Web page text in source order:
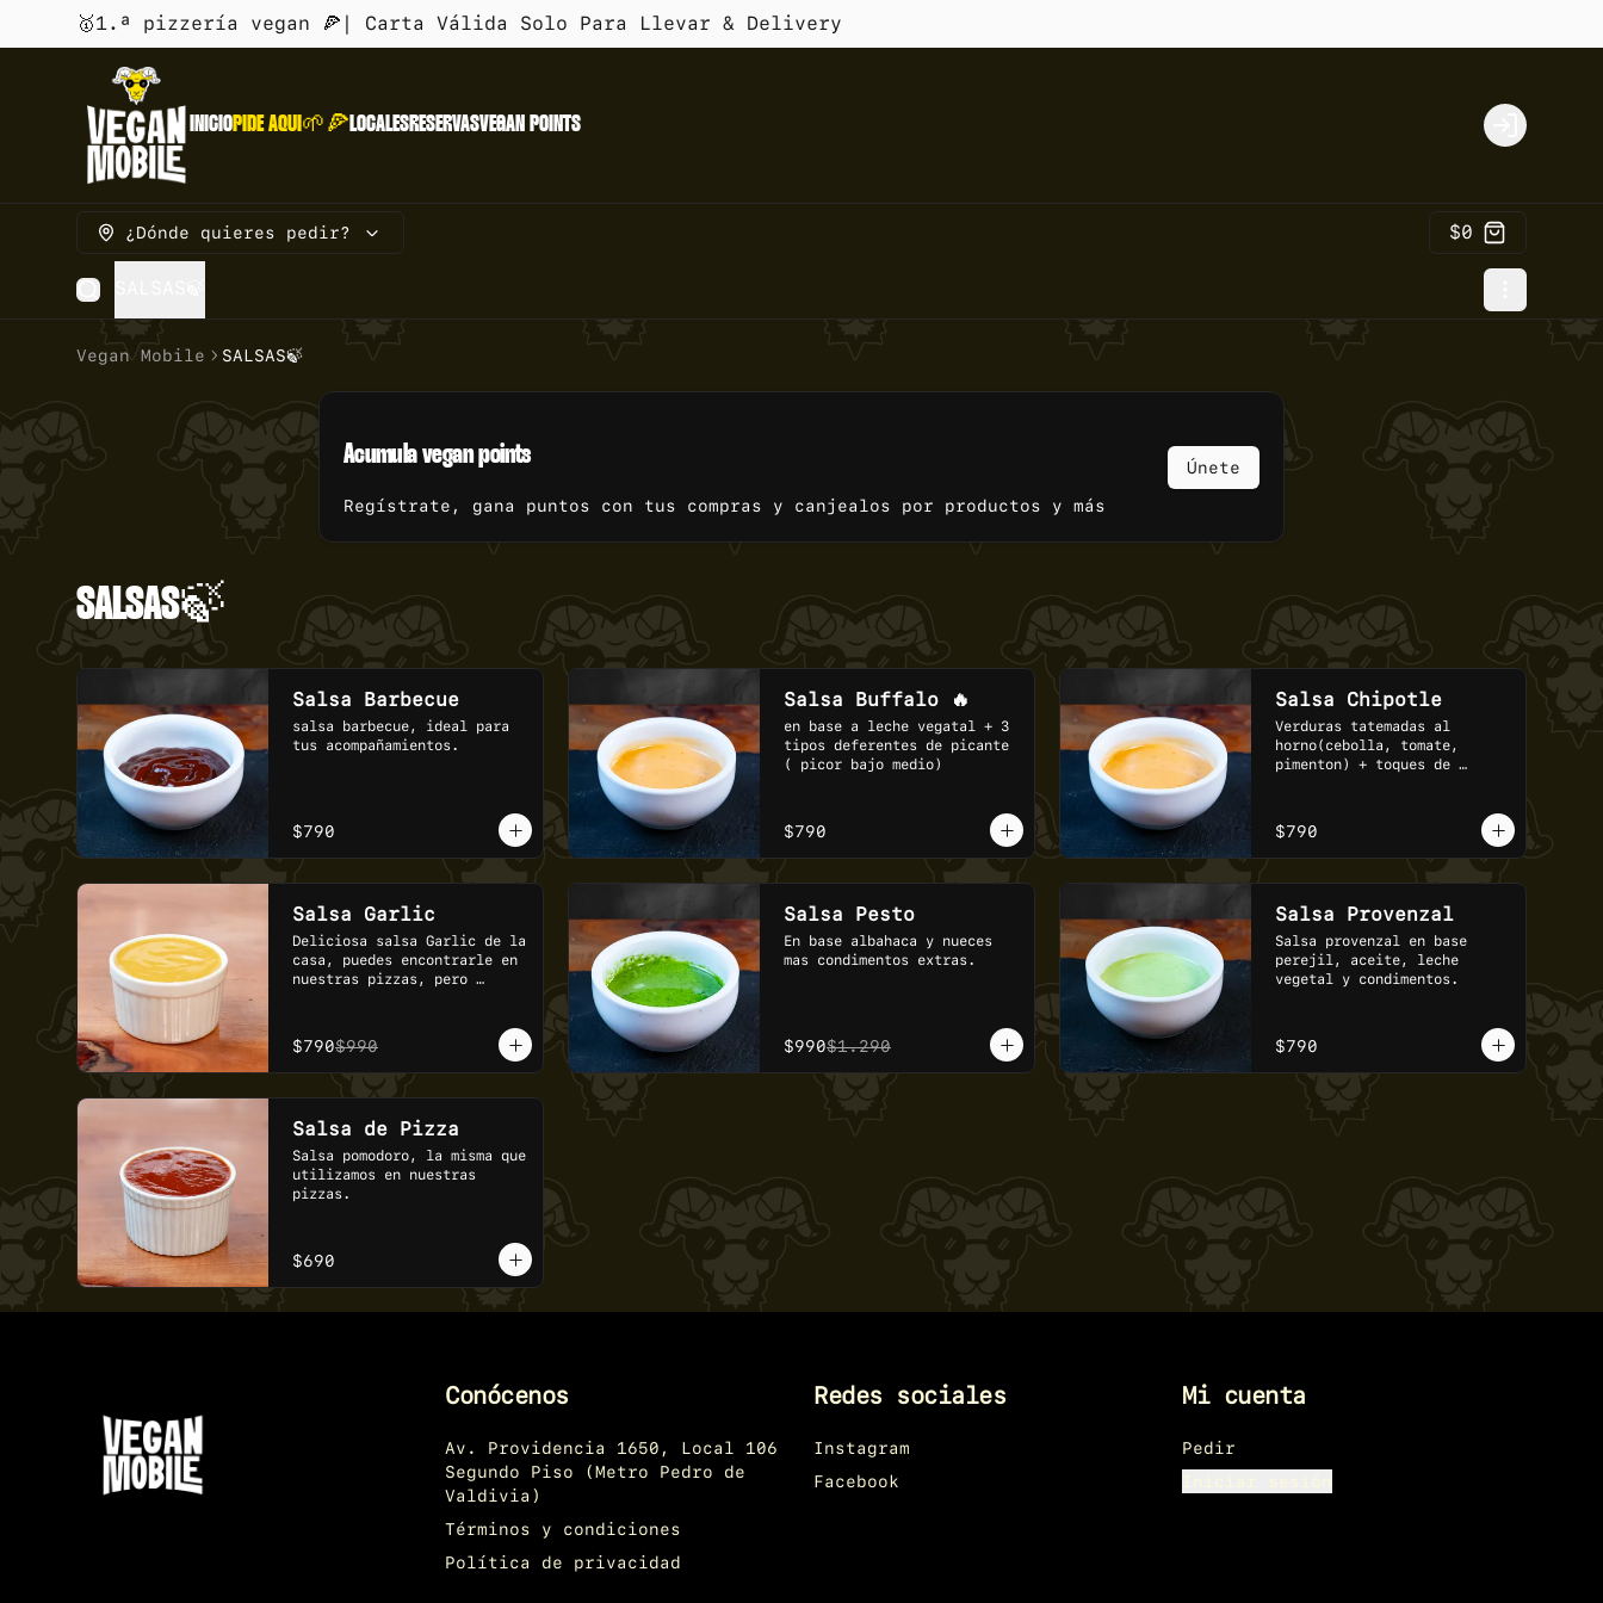
🥇1.ª pizzería vegan 🍕| Carta Válida Solo Para Llevar & Delivery
INICIOPIDE AQUI🌱🍕 LOCALESRESERVASVEGAN POINTS Login
¿Dónde quieres pedir? $0
Vegan Mobile SALSAS🍃
Acumulavegan points
Regístrate, gana puntos con tus compras y canjealos por productos y más
Únete
SALSAS🍃
Salsa Barbecue
salsa barbecue, ideal para
tus acompañamientos.
$790
Salsa Buffalo 🔥
en base a leche vegatal + 3
tipos deferentes de picante
( picor bajo medio)
$790
Salsa Chipotle
Verduras tatemadas al
horno(cebolla, tomate,
pimenton) + toques de
$790
Salsa Garlic
Deliciosa salsa Garlic de la
casa, puedes encontrarle en
nuestras pizzas, pero
$790$990
Salsa Pesto
En base albahaca y nueces
mas condimentos extras.
$990$1.290
Salsa Provenzal
Salsa provenzal en base
perejil, aceite, leche
vegetal y condimentos.
$790
Salsa de Pizza
Salsa pomodoro, la misma que
utilizamos en nuestras
pizzas.
$690
Conócenos
Av. Providencia 1650, Local 106
Segundo Piso (Metro Pedro de
Valdivia)
Términos y condiciones
Política de privacidad
Redes sociales
Instagram
Facebook
Mi cuenta
Pedir